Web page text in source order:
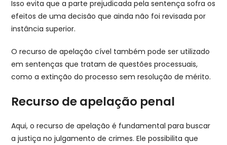
Isso evita que a parte prejudicada pela sentença sofra os
efeitos de uma decisão que ainda não foi revisada por
instância superior.
O recurso de apelação cível também pode ser utilizado
em sentenças que tratam de questões processuais,
como a extinção do processo sem resolução de mérito.
Recurso de apelação penal
Aqui, o recurso de apelação é fundamental para buscar
a justiça no julgamento de crimes. Ele possibilita que